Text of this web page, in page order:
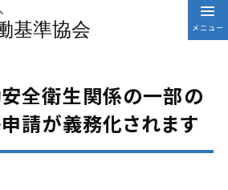
基準協会
全衛生関係の一部の
請が義務化されます